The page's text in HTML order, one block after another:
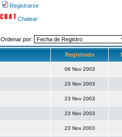
Registrarse
Chatear
Ordenar por:
Registrado
06 Nov 2003
23 Nov 2003
23 Nov 2003
23 Nov 2003
23 Nov 2003